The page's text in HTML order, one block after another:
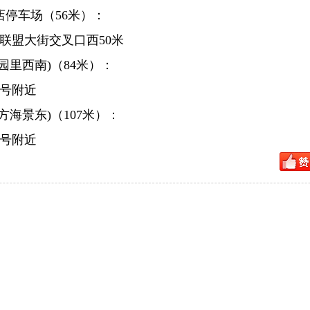
车场（56米）：
盟大街交叉口西50米
里西南)（84米）：
附近
海景东)（107米）：
附近